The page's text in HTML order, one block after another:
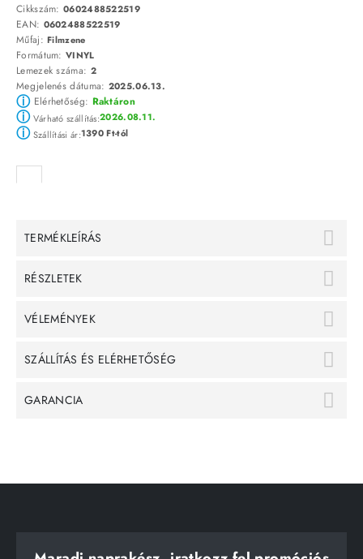
Cikkszám: 0602488522519
EAN: 0602488522519
Műfaj:Filmzene
Formátum: VINYL
Lemezek száma: 2
Megjelenés dátuma: 2025.06.13.
ⓘElérhetőség: Raktáron
ⓘVárható szállítás:2026.08.11.
ⓘSzállítási ár:1390 Ft-tól
TERMÉKLEÍRÁS
RÉSZLETEK
VÉLEMÉNYEK
SZÁLLÍTÁS ÉS ELÉRHETŐSÉG
GARANCIA